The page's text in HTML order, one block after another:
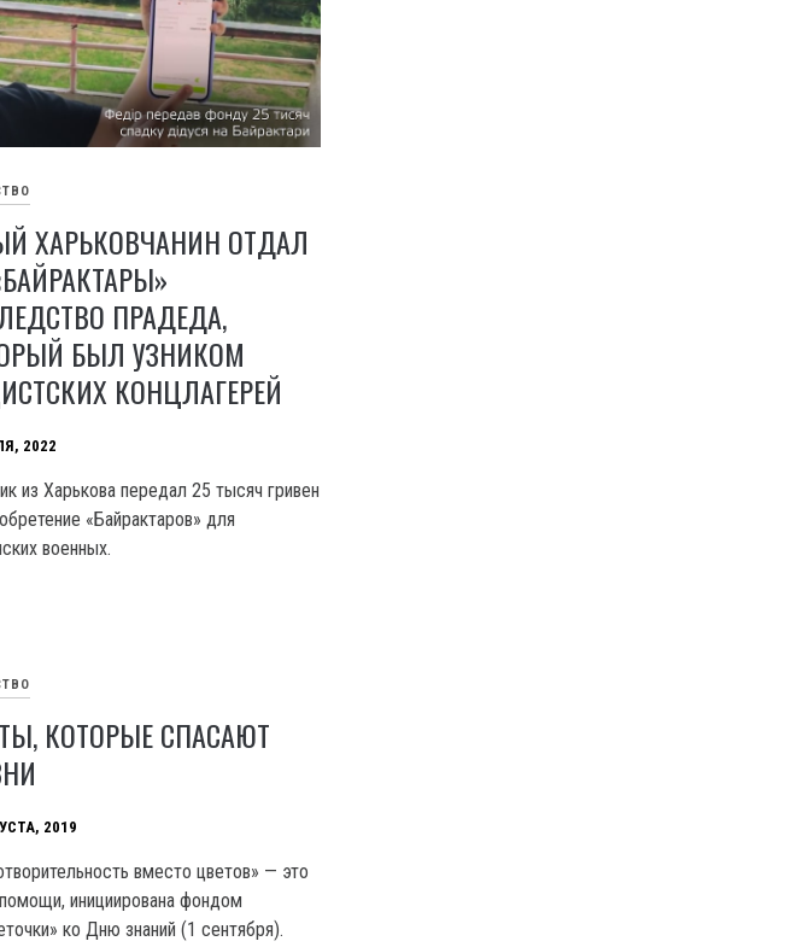
ХАРЬКОВЧАНИН ОТДАЛ
ПРАДЕДА,
БЫЛ УЗНИКОМ
КОНЦЛАГЕРЕЙ
2022
из Харькова передал 25 тысяч гривен
«Байрактаров» для
военных.
КОТОРЫЕ СПАСАЮТ
2019
вместо цветов» — это
инициирована фондом
ко Дню знаний (1 сентября).